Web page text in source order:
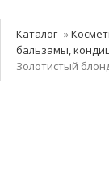
Детям и
Косметика
Маникюр и
Каталог »
бальзамы,
Золотистый